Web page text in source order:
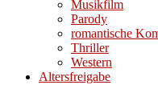
Musikfilm
Parody
romantische
Thriller
Western
Altersfreigabe